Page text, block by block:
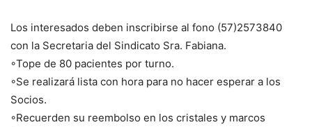
Los interesados deben inscribirse al fono (57)2573840
con la Secretaria del Sindicato Sra. Fabiana.
◦Tope de 80 pacientes por turno.
◦Se realizará lista con hora para no hacer esperar a los
Socios.
◦Recuerden su reembolso en los cristales y marcos